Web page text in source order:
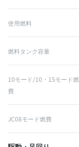
使用燃料
燃料タンク容量
10モード/10・15モード燃
費
JC08モード燃費